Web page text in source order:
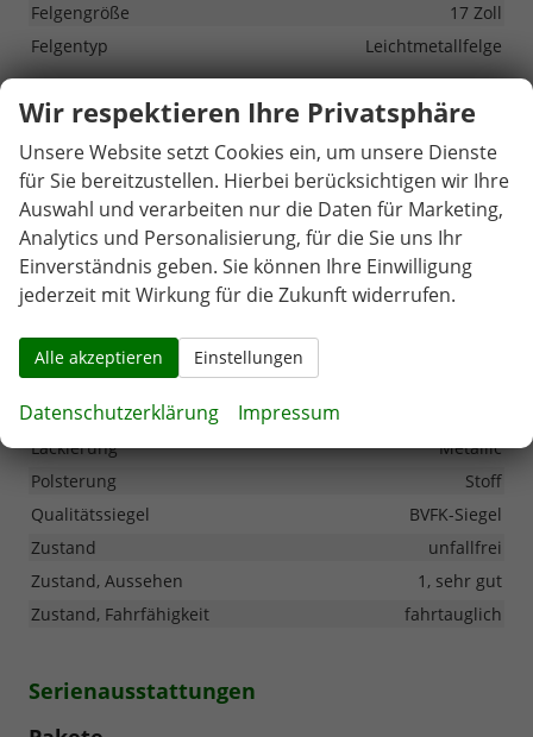
Felgengröße
17 Zoll
Felgentyp
Leichtmetallfelge
Sonstiges
Antriebsart
Verbrennungsmotor (ICE)
Anzahl Sitzplätze
5
Anzahl Türen
5-türig
Anzahl Vorbesitzer
Erstzulassung
28.08.2025
Garantiedauer
Garantieleistung
Fahrzeuggarantie vom Hersteller
Kilometerstand
Lackierung
Metallic
Polsterung
Stoff
Qualitätssiegel
BVFK-Siegel
Zustand
unfallfrei
Zustand, Aussehen
1, sehr gut
Zustand, Fahrfähigkeit
fahrtauglich
Serienausstattungen
Wir respektieren Ihre Privatsphäre
Unsere Website setzt Cookies ein, um unsere Dienste
für Sie bereitzustellen. Hierbei berücksichtigen wir Ihre
Auswahl und verarbeiten nur die Daten für Marketing,
Analytics und Personalisierung, für die Sie uns Ihr
Einverständnis geben. Sie können Ihre Einwilligung
jederzeit mit Wirkung für die Zukunft widerrufen.
Alle akzeptieren Einstellungen
Datenschutzerklärung Impressum